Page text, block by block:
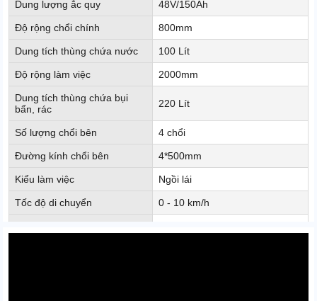
Dung lượng ắc quy 48V/150Ah
Độ rộng chổi chính 800mm
Dung tích thùng chứa nước 100 Lít
Độ rộng làm việc 2000mm
Dung tích thùng chứa bụi
bẩn, rác
220 Lít
Số lượng chổi bên 4 chổi
Đường kính chổi bên 4*500mm
Kiểu làm việc Ngồi lái
Tốc độ di chuyển 0 - 10 km/h